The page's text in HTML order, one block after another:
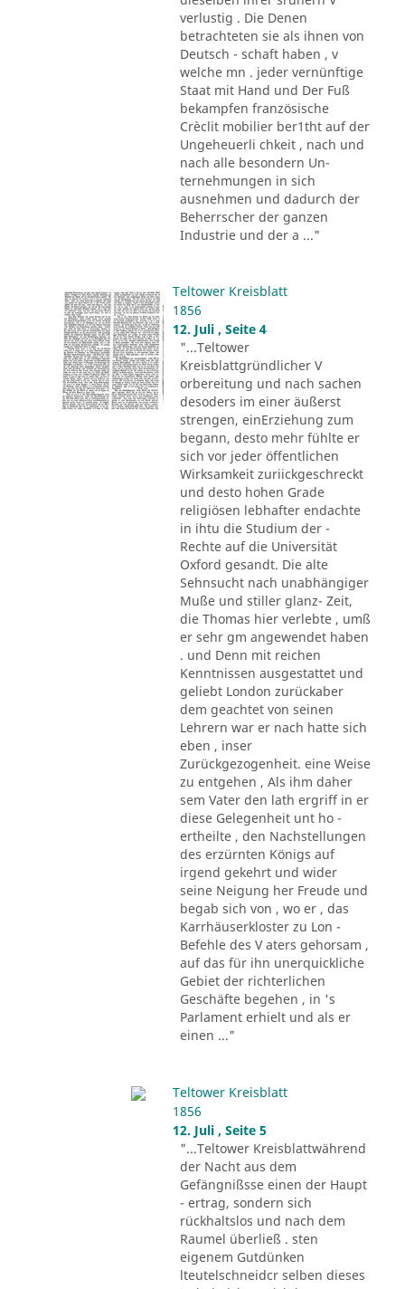
verlustig . Die Denen
betrachteten sie als ihnen von
Deutsch - schaft haben , v
welche mn . jeder vernünftige
Staat mit Hand und Der Fuß
bekampfen französische
Crèclit mobilier ber1tht auf der
Ungeheuerli chkeit , nach und
nach alle besondern Un-
ternehmungen in sich
ausnehmen und dadurch der
Beherrscher der ganzen
Industrie und der a ..."
Teltower Kreisblatt
1856
12. Juli , Seite 4
"...Teltower
Kreisblattgründlicher V
orbereitung und nach sachen
desoders im einer äußerst
strengen, einErziehung zum
begann, desto mehr fühlte er
sich vor jeder öffentlichen
Wirksamkeit zuriickgeschreckt
und desto hohen Grade
religiösen lebhafter endachte
in ihtu die Studium der -
Rechte auf die Universität
Oxford gesandt. Die alte
Sehnsucht nach unabhängiger
Muße und stiller glanz- Zeit,
die Thomas hier verlebte , umß
er sehr gm angewendet haben
. und Denn mit reichen
Kenntnissen ausgestattet und
geliebt London zurückaber
dem geachtet von seinen
Lehrern war er nach hatte sich
eben , inser
Zurückgezogenheit. eine Weise
zu entgehen , Als ihm daher
sem Vater den lath ergriff in er
diese Gelegenheit unt ho -
ertheilte , den Nachstellungen
des erzürnten Königs auf
irgend gekehrt und wider
seine Neigung her Freude und
begab sich von , wo er , das
Karrhäuserkloster zu Lon -
Befehle des V aters gehorsam ,
auf das für ihn unerquickliche
Gebiet der richterlichen
Geschäfte begehen , in 's
Parlament erhielt und als er
einen ..."
Teltower Kreisblatt
1856
12. Juli , Seite 5
"...Teltower Kreisblattwährend
der Nacht aus dem
Gefängnißsse einen der Haupt
- ertrag, sondern sich
rückhaltslos und nach dem
Raumel überließ . sten
eigenem Gutdünken
lteutelschneidcr selben dieses